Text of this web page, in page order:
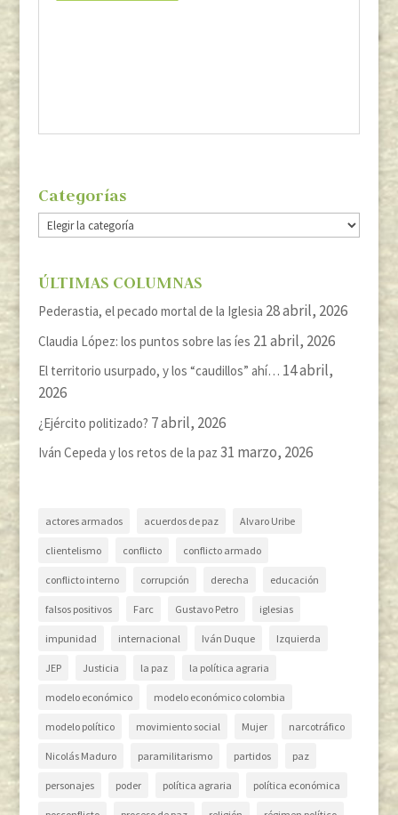
Categorías
Categorías
ÚLTIMAS COLUMNAS
Pederastia, el pecado mortal de la Iglesia 28 abril, 2026
Claudia López: los puntos sobre las íes 21 abril, 2026
El territorio usurpado, y los “caudillos” ahí… 14 abril,
2026
¿Ejército politizado? 7 abril, 2026
Iván Cepeda y los retos de la paz 31 marzo, 2026
actores armados acuerdos de paz Alvaro Uribe
clientelismo conflicto conflicto armado
conflicto interno corrupción derecha educación
falsos positivos Farc Gustavo Petro iglesias
impunidad internacional Iván Duque Izquierda
JEP Justicia la paz la política agraria
modelo económico modelo económico colombia
modelo político movimiento social Mujer narcotráfico
Nicolás Maduro paramilitarismo partidos paz
personajes poder política agraria política económica